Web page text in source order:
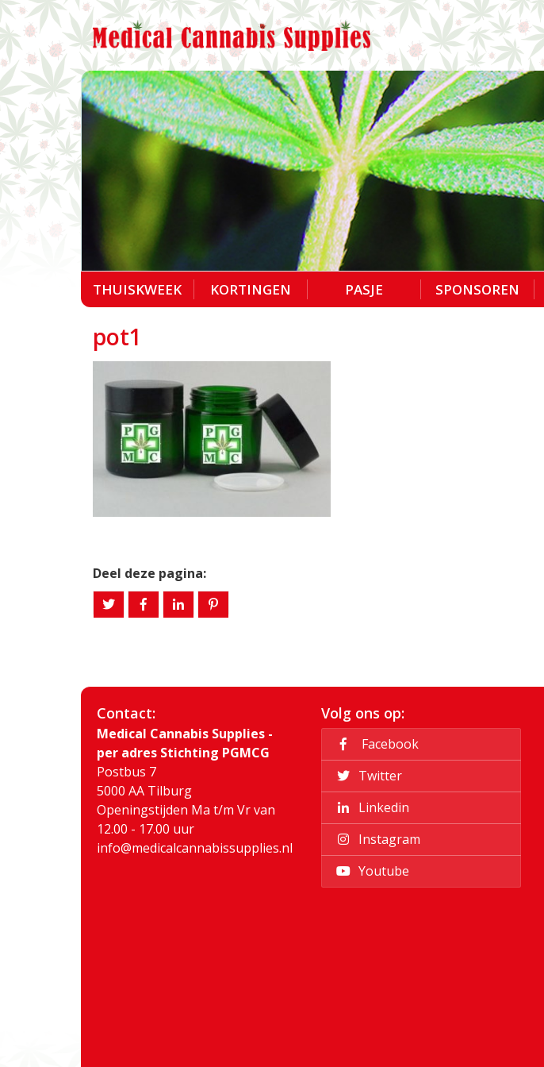
THUISKWEEK KORTINGEN PASJE SPONSOREN
pot1
Deel deze pagina:
Contact:
Medical Cannabis Supplies -
per adres Stichting PGMCG
Postbus 7
5000 AA Tilburg
Openingstijden Ma t/m Vr van
12.00 - 17.00 uur
info@medicalcannabissupplies.nl
Volg ons op:
Facebook
Twitter
Linkedin
Instagram
Youtube